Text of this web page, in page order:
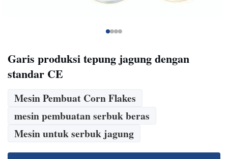
Garis produksi tepung jagung dengan
standar CE
Mesin Pembuat Corn Flakes
mesin pembuatan serbuk beras
Mesin untuk serbuk jagung